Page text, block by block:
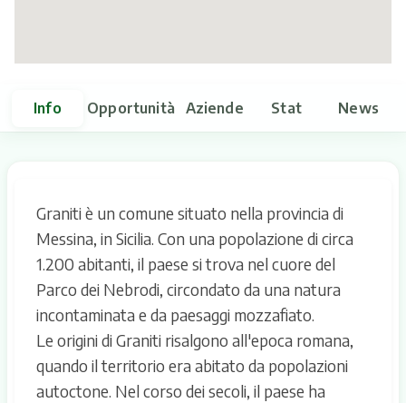
Info Opportunità Aziende Stat News
Graniti è un comune situato nella provincia di
Messina, in Sicilia. Con una popolazione di circa
1.200 abitanti, il paese si trova nel cuore del
Parco dei Nebrodi, circondato da una natura
incontaminata e da paesaggi mozzafiato.
Le origini di Graniti risalgono all'epoca romana,
quando il territorio era abitato da popolazioni
autoctone. Nel corso dei secoli, il paese ha